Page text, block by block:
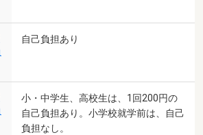
自己負担あり
小・中学生、高校生は、1回200円の
自己負担あり。小学校就学前は、自己
負担なし。